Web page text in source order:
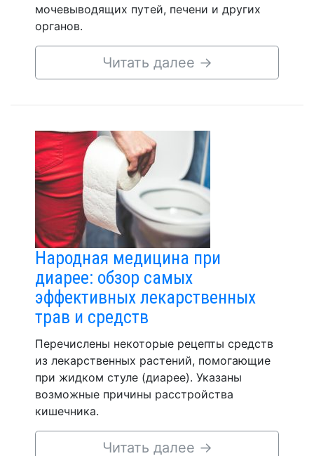
мочевыводящих путей, печени и других
органов.
Читать далее →
Народная медицина при
диарее: обзор самых
эффективных лекарственных
трав и средств
Перечислены некоторые рецепты средств
из лекарственных растений, помогающие
при жидком стуле (диарее). Указаны
возможные причины расстройства
кишечника.
Читать далее →